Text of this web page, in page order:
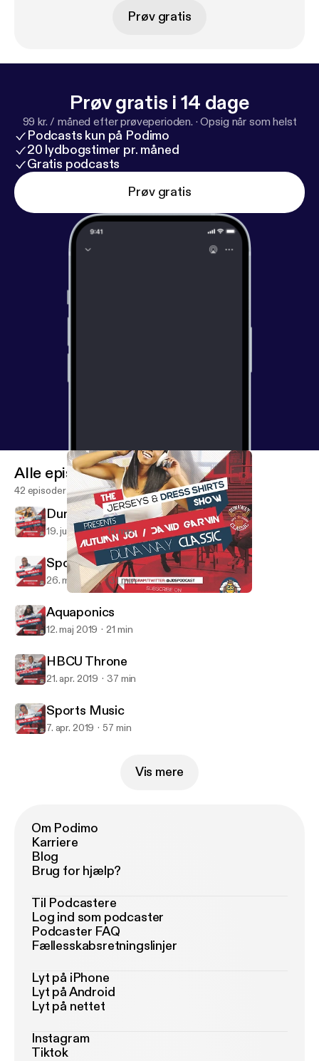
Prøv gratis
Prøv gratis i 14 dage
99 kr. / måned efter prøveperioden. ·Opsig når som helst
Podcasts kun på Podimo
20 lydbogstimer pr. måned
Gratis podcasts
Prøv gratis
Jerseys & Dress Shirts
Alle episoder
42 episoder
Dunaway Classic
19. juni 2019 15 min
Sports Stream
26. maj 2019 31 min
Aquaponics
12. maj 2019 21 min
HBCU Throne
21. apr. 2019 37 min
Sports Music
7. apr. 2019 57 min
Vis mere
Om Podimo
Karriere
Blog
Brug for hjælp?
Til Podcastere
Log ind som podcaster
Podcaster FAQ
Fællesskabsretningslinjer
Lyt på iPhone
Lyt på Android
Lyt på nettet
Instagram
Tiktok